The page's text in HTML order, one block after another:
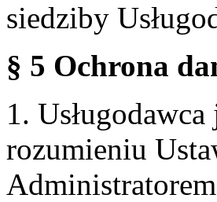
siedziby
§ 5 Ochrona
1.
rozumieniu